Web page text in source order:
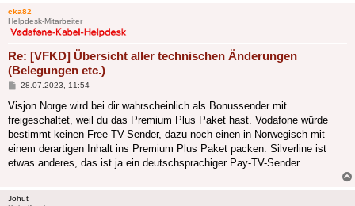
cka82
Helpdesk-Mitarbeiter
Re: [VFKD] Übersicht aller technischen Änderungen
(Belegungen etc.)
Beitrag
28.07.2023, 11:54
Visjon Norge wird bei dir wahrscheinlich als Bonussender mit
freigeschaltet, weil du das Premium Plus Paket hast. Vodafone würde
bestimmt keinen Free-TV-Sender, dazu noch einen in Norwegisch mit
einem derartigen Inhalt ins Premium Plus Paket packen. Silverline ist
etwas anderes, das ist ja ein deutschsprachiger Pay-TV-Sender.
Johut